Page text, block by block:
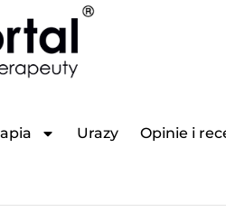
Urazy Opinie i